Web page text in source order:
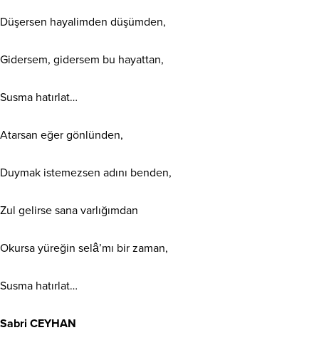
Düşersen hayalimden düşümden,
Gidersem, gidersem bu hayattan,
Susma hatırlat…
Atarsan eğer gönlünden,
Duymak istemezsen adını benden,
Zul gelirse sana varlığımdan
Okursa yüreğin selâ’mı bir zaman,
Susma hatırlat…
Sabri CEYHAN